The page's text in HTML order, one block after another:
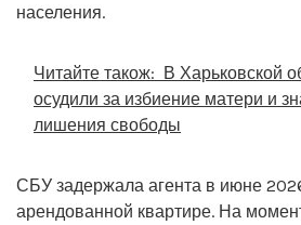
населения.
Читайте також: В Харьковской
осудили за избиение матери и
лишения свободы
СБУ задержала агента в июне
арендованной квартире. На